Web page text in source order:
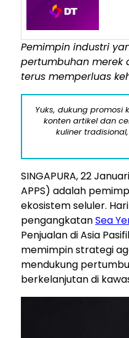
Pemimpin industri
pertumbuhan merek
terus memperluas
Yuks, dukung
konten artikel dan
kuliner
SINGAPURA,22
APPS) adalah
ekosistem seluler.
pengangkatanSea
Penjualan di Asia
memimpin strategi
mendukung
berkelanjutan di